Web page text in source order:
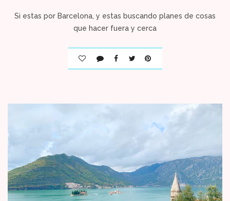
Si estas por Barcelona, y estas buscando planes de cosas
que hacer fuera y cerca